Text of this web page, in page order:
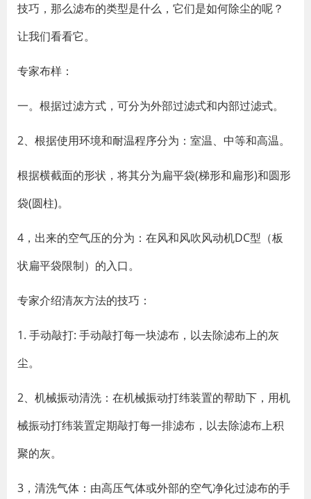
技巧，那么滤布的类型是什么，它们是如何除尘的呢？
让我们看看它。
专家布样：
一。根据过滤方式，可分为外部过滤式和内部过滤式。
2、根据使用环境和耐温程序分为：室温、中等和高温。
根据横截面的形状，将其分为扁平袋(梯形和扁形)和圆形
袋(圆柱)。
4，出来的空气压的分为：在风和风吹风动机DC型（板
状扁平袋限制）的入口。
专家介绍清灰方法的技巧：
1. 手动敲打: 手动敲打每一块滤布，以去除滤布上的灰
尘。
2、机械振动清洗：在机械振动打纬装置的帮助下，用机
械振动打纬装置定期敲打每一排滤布，以去除滤布上积
聚的灰。
3，清洗气体：由高压气体或外部的空气净化过滤布的手